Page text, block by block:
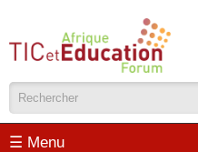
Formulaire de recherche
☰ Menu